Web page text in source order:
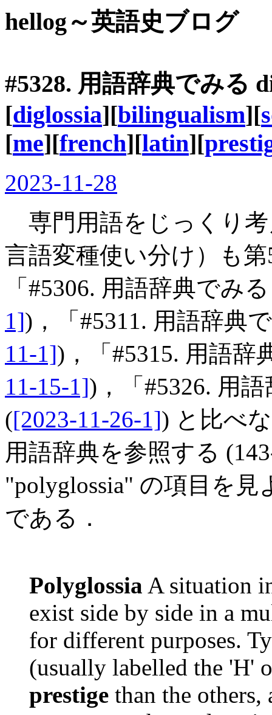
hellog～英語史ブログ
#5328. 用語辞典でみる
[diglossia][bilingualism][
[me][french][latin][
2023-11-28
専門用語をじっくり
言語変種使い分け）も
「#5306. 用語辞典でみ
1])，「#5311. 用語辞典
11-1])，「#5315. 用語辞
11-15-1])，「#5326. 用
([2023-11-26-1]) と比べ
用語辞典を参照する
"polyglossia" の項目を
である．
Polyglossia A situation
exist side by side in a
for different purposes.
(usually labelled the 'H'
prestige than the